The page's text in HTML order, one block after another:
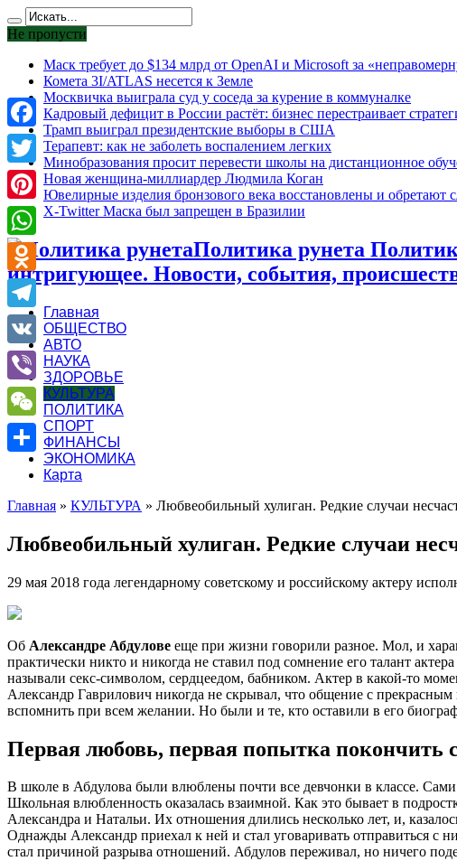
Не пропусти
Маск требует до $134 млрд от OpenAI и Microsoft за
Комета 3I/ATLAS несется к Земле
Москвичка выиграла суд у соседа за курение в коммуналке
Кадровый дефицит в России растёт: бизнес перестраивает
Трамп выиграл президентские выборы в США
Терапевт: как не заболеть воспалением легких
Минобразования просит перевести школы на дистанционное
Новая женщина-миллиардер Людмила Коган
Ювелирные изделия бронзового века восстановлены и обретают
X-Twitter Маска был запрещен в Бразилии
Политика рунета
интригующее. Новости, события,
Главная
ОБЩЕСТВО
АВТО
НАУКА
ЗДОРОВЬЕ
КУЛЬТУРА
ПОЛИТИКА
СПОРТ
ФИНАНСЫ
ЭКОНОМИКА
Карта
Главная » КУЛЬТУРА » Любвеобильный хулиган. Редкие случаи
Любвеобильный хулиган. Редкие случаи
29 мая 2018 года легендарному советскому и российскому актеру
Об Александре Абдулове еще при жизни говорили разное. Мол, и
практически никто и никогда не ставил под сомнение его талант
называли секс-символом, сердцеедом, бабником. Актер в какой-то
Александр Гаврилович никогда не скрывал, что общение с
вспомнить при всем желании. Но были и те, кто оставили в его
Первая любовь, первая попытка покончить
В школе в Абдулова были влюблены почти все девчонки в классе.
Школьная влюбленность оказалась взаимной. Как это бывает в
Александра и Натальи. Их отношения длились несколько лет, и,
Однажды Александр приехал к ней и стал уговаривать отправиться с
стал причиной разрыва отношений. Абдулов переживал, но ничего
Facebook
Twitter
Pinterest
WhatsApp
Odnoklassniki
Telegram
VK
Viber
WeChat
Отправить